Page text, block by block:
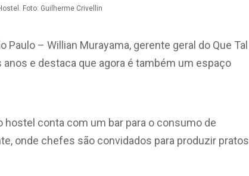
Foto: Guilherme Crivellin
– Willian Murayama, gerente geral do Que Tal
e destaca que agora é também um espaço
conta com um bar para o consumo de
onde chefes são convidados para produzir pratos